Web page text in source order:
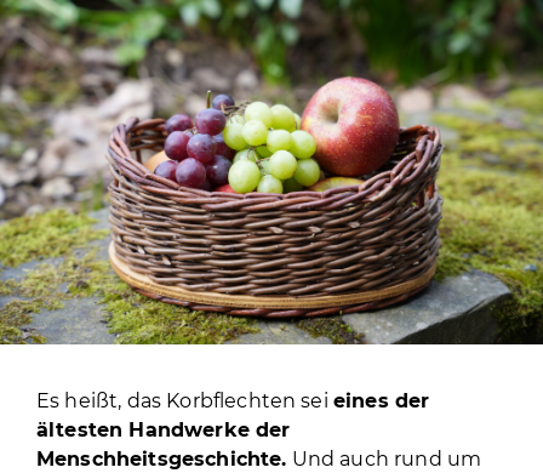
WHATSAPP INFO-GRUPPE
SUCHEN
INSTAGRAM
FACEBOOK
Es heißt, das Korbflechten sei eines der
ältesten Handwerke der
Menschheitsgeschichte. Und auch rund um